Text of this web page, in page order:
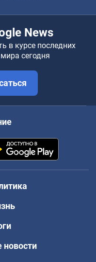
News
в курсе последних
сегодня
новости